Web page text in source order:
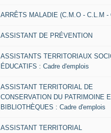
ARRÊTS MALADIE (C.M.O - C.L.M -
ASSISTANT DE PRÉVENTION
ASSISTANTS TERRITORIAUX
ÉDUCATIFS : Cadre d'emplois
ASSISTANT TERRITORIAL DE
CONSERVATION DU PATRIMOINE
BIBLIOTHÈQUES : Cadre d'emplois
ASSISTANT TERRITORIAL